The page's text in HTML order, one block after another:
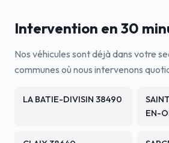
Intervention en 30
Nos véhicules sont déjà dans votre
communes où nous intervenons
LA BATIE-DIVISIN 38490
EN-